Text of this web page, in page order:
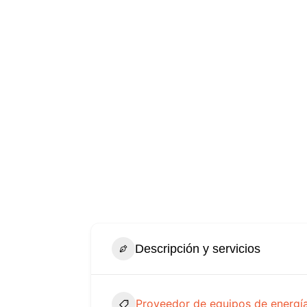
Descripción y servicios
Proveedor de equipos de